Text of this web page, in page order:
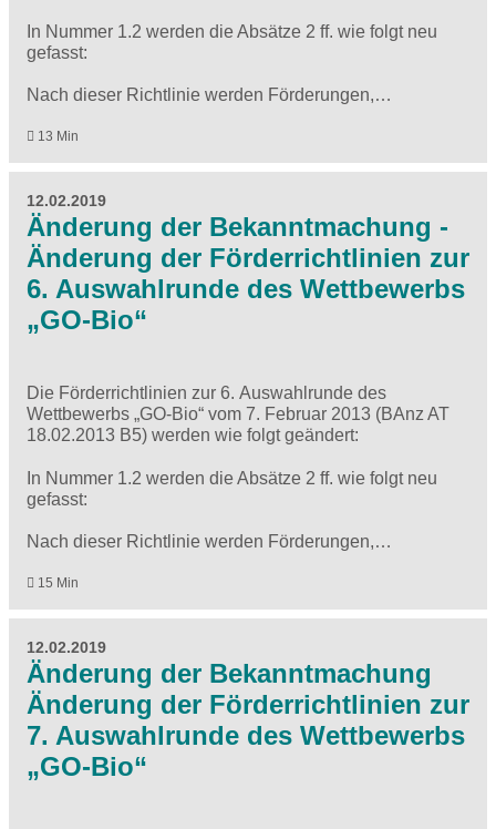
In Nummer 1.2 werden die Absätze 2 ff. wie folgt neu
gefasst:
Nach dieser Richtlinie werden Förderungen,…
13 Min
12.02.2019
Änderung der Bekanntmachung -
Änderung der Förderrichtlinien zur
6. Auswahlrunde des Wettbewerbs
„GO-Bio“
Die Förderrichtlinien zur 6. Auswahlrunde des
Wettbewerbs „GO-Bio“ vom 7. Februar 2013 (BAnz AT
18.02.2013 B5) werden wie folgt geändert:
In Nummer 1.2 werden die Absätze 2 ff. wie folgt neu
gefasst:
Nach dieser Richtlinie werden Förderungen,…
15 Min
12.02.2019
Änderung der Bekanntmachung
Änderung der Förderrichtlinien zur
7. Auswahlrunde des Wettbewerbs
„GO-Bio“